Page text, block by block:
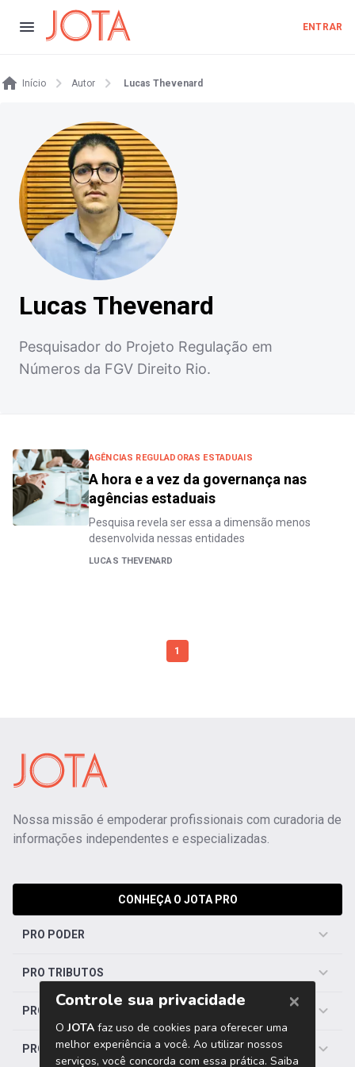
ENTRAR
Início Autor Lucas Thevenard
Lucas Thevenard
Pesquisador do Projeto Regulação em
Números da FGV Direito Rio.
AGÊNCIAS REGULADORAS ESTADUAIS
A hora e a vez da governança nas
agências estaduais
Pesquisa revela ser essa a dimensão menos
desenvolvida nessas entidades
LUCAS THEVENARD
1
Nossa missão é empoderar profissionais com curadoria de
informações independentes e especializadas.
CONHEÇA O JOTA PRO
PRO PODER
PRO TRIBUTOS
PRO TRABALHISTA
PRO SAÚDE